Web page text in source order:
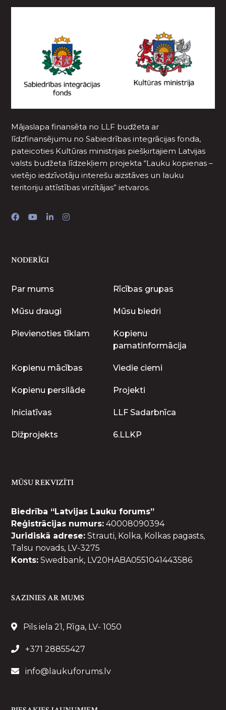
Mājaslapa finansēta no LLF budžeta ar
līdzfinansējumu no Sabiedrības integrācijas fonda,
pateicoties Kultūras ministrijas piešķirtajiem Latvijas
valsts budžeta līdzekļiem projekta “Lauku kopienas –
vietējo iedzīvotāju interešu aizstāves un lauku
teritoriju attīstības virzītājas” ietvaros.
NODERĪGI
Par mums Rīcības grupas
Mūsu draugi Mūsu biedri
Pievienoties tīklam
Kopienu
pamatinformācija
Kopienu mācības Viedie ciemi
Kopienu persilāde Projekti
Iniciatīvas LLF Sadarbnīca
Dižprojekts 6.LLKP
MŪSU REKVIZĪTI
Biedrība “Latvijas Lauku forums”
Reģistrācijas numurs: 40008090394
Juridiskā adrese: Strauti, Kolka, Kolkas pagasts,
Talsu novads, LV-3275
Konts: Swedbank, LV20HABA0551041443586
SAZINIES AR MUMS
Pils iela 21, Rīga, LV- 1050
+371 28855427
info@laukuforums.lv